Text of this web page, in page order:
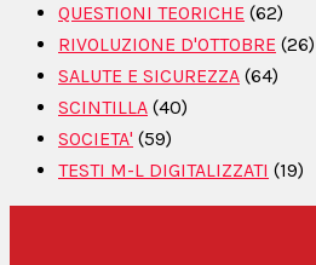
QUESTIONI TEORICHE (62)
RIVOLUZIONE D'OTTOBRE (26)
SALUTE E SICUREZZA (64)
SCINTILLA (40)
SOCIETA' (59)
TESTI M-L DIGITALIZZATI (19)